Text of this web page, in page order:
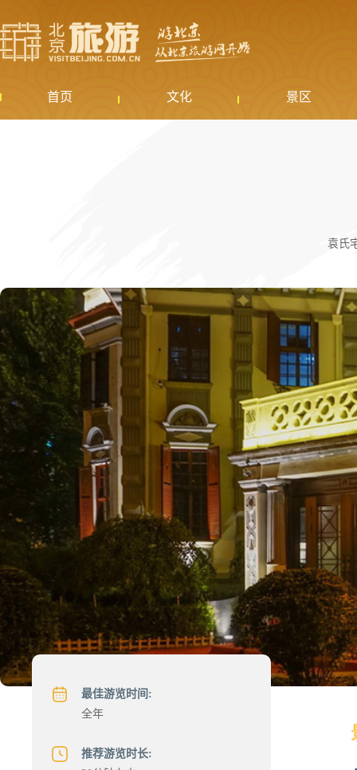
首页 文化 景区
袁氏
最佳游览时间:
全年
推荐游览时长: